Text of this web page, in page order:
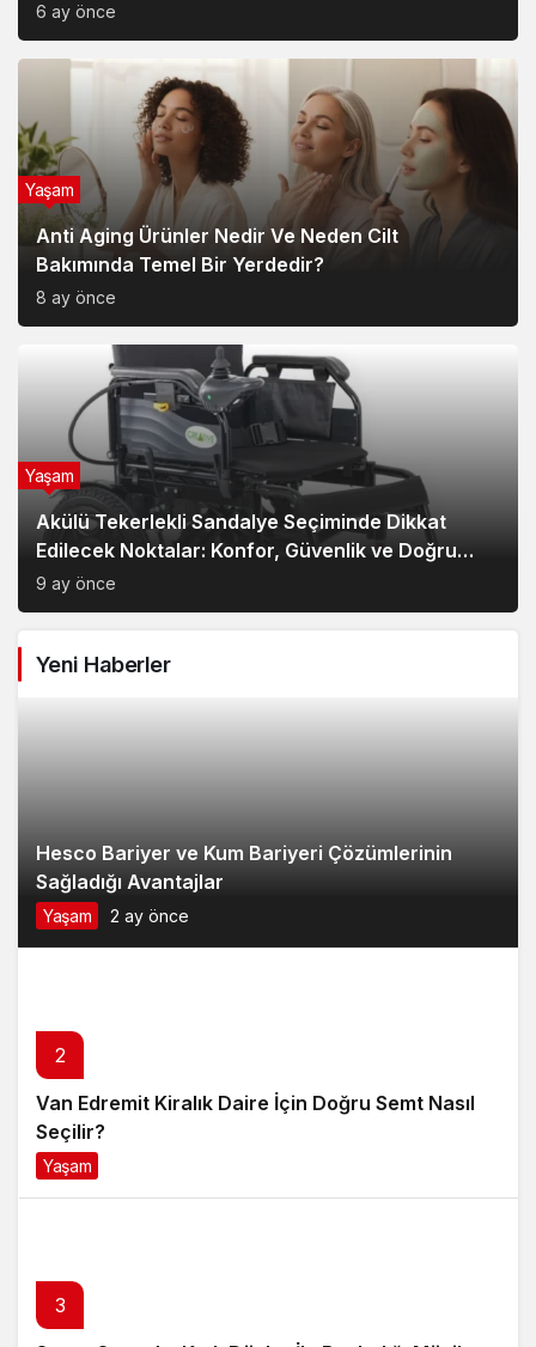
6 ay önce
Anti Aging Ürünler Nedir Ve Neden Cilt
Bakımında Temel Bir Yerdedir?
8 ay önce
Yaşam
Akülü Tekerlekli Sandalye Seçiminde Dikkat
Edilecek Noktalar: Konfor, Güvenlik ve Doğru
Model Tercihi
9 ay önce
Yaşam
Yeni Haberler
Hesco Bariyer ve Kum Bariyeri Çözümlerinin
Sağladığı Avantajlar
Yaşam 2 ay önce
2
Van Edremit Kiralık Daire İçin Doğru Semt Nasıl
Seçilir?
Yaşam
3